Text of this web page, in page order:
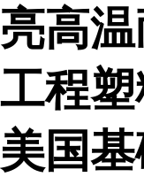
亮高
工程
美国